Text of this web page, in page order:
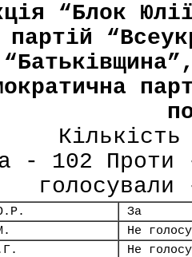
“Блок
партій
- 102 Проти
За
Не
Не